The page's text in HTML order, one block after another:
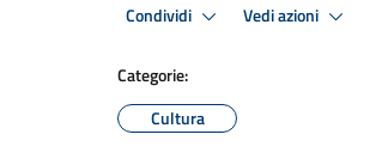
Condividi Vedi azioni
Categorie:
Cultura